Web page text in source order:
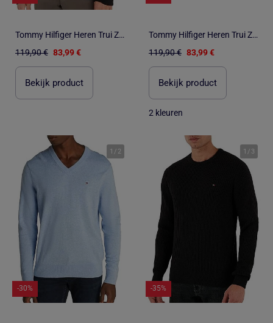
Tommy Hilfiger Heren Trui Zwart Pima Katoen MW0MW28046
119,90 € 83,99 €
Bekijk product
Tommy Hilfiger Heren Trui Zwart Pima Katoen MW0MW28046
119,90 € 83,99 €
Bekijk product
2 kleuren
1 / 2
-30%
1 / 3
-35%